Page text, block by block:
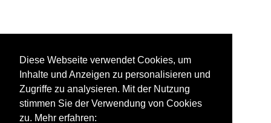
Diese Webseite verwendet Cookies, um
Inhalte und Anzeigen zu personalisieren und
Zugriffe zu analysieren. Mit der Nutzung
stimmen Sie der Verwendung von Cookies
zu. Mehr erfahren: